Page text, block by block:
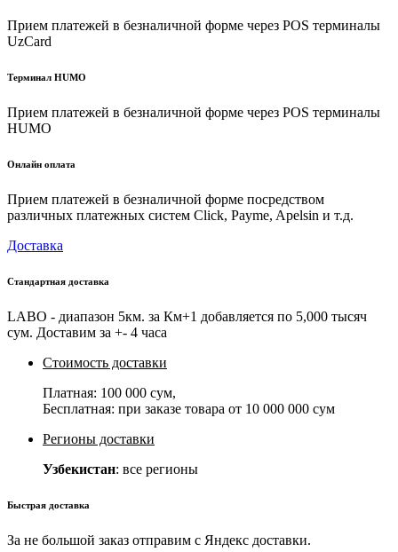
Прием платежей в безналичной форме через POS терминалы
UzCard
Терминал HUMO
Прием платежей в безналичной форме через POS терминалы
HUMO
Онлайн оплата
Прием платежей в безналичной форме посредством
различных платежных систем Click, Payme, Apelsin и т.д.
Доставка
Стандартная доставка
LABO - диапазон 5км. за Км+1 добавляется по 5,000 тысяч
сум. Доставим за +- 4 часа
Стоимость доставки
Платная: 100 000 сум,
Бесплатная: при заказе товара от 10 000 000 сум
Регионы доставки
Узбекистан: все регионы
Быстрая доставка
За не большой заказ отправим с Яндекс доставки.